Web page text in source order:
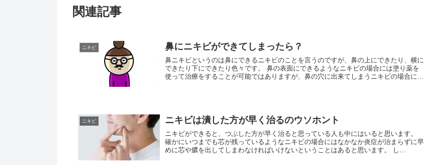
関連記事
ニキビ 鼻にニキビができてしまったら？
鼻ニキビというのは鼻にできるニキビのことを言うのですが、鼻の上にできたり、横に
できたり下にできたり色々です。 鼻の表面にできるようなニキビの場合には塗り薬を
使って治療をすることが可能ではありますが、鼻の穴に出来てしまうニキビの場合に
ニキビ ニキビは潰した方が早く治るのウソホント
ニキビができると、つぶした方が早く治ると思っている人も中にはいると思います。
確かにいつまでも芯が残っているようなニキビの場合にはなかなか炎症が治まらずに早
めに芯や膿を出してしまわなければいけないということはあると思います。 し...